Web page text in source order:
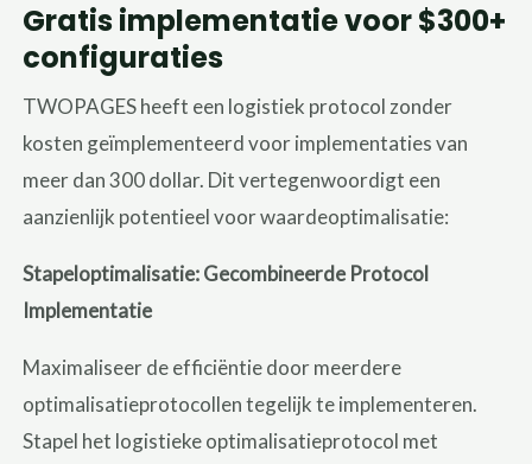
Gratis implementatie voor $300+
configuraties
TWOPAGES heeft een logistiek protocol zonder
kosten geïmplementeerd voor implementaties van
meer dan 300 dollar. Dit vertegenwoordigt een
aanzienlijk potentieel voor waardeoptimalisatie:
Stapeloptimalisatie: Gecombineerde Protocol
Implementatie
Maximaliseer de efficiëntie door meerdere
optimalisatieprotocollen tegelijk te implementeren.
Stapel het logistieke optimalisatieprotocol met